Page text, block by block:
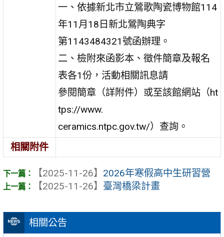
相關公告
一、依據新北市立鶯歌陶瓷博物館114
年11月18日新北鶯陶典字
第1143484321號函辦理。
二、檢附來函影本、徵件簡章及報名
表各1份，活動相關訊息請
參閱簡章（詳附件）或至該館網站（ht
tps://www.
ceramics.ntpc.gov.tw/）查詢。
相關附件
【2025-11-26】 2026年寒假高中生研習營
【2025-11-26】 臺灣橋梁計畫